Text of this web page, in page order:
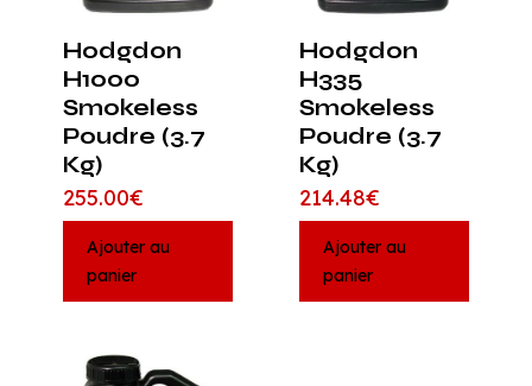
Hodgdon
H1000
Smokeless
Poudre (3.7
Kg)
255.00€
Ajouter au
panier
Hodgdon
H335
Smokeless
Poudre (3.7
Kg)
214.48€
Ajouter au
panier